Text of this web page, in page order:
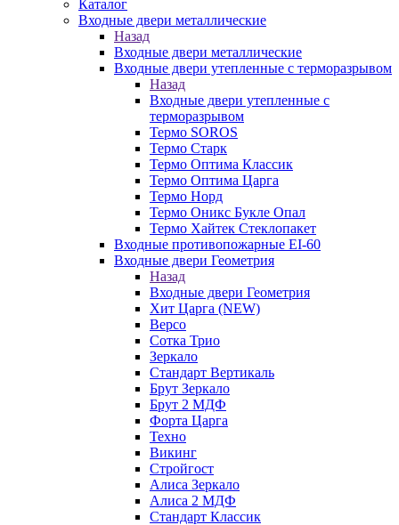
Каталог
Входные двери металлические
Назад
Входные двери металлические
Входные двери утепленные с терморазрывом
Назад
Входные двери утепленные с
терморазрывом
Термо SOROS
Термо Старк
Термо Оптима Классик
Термо Оптима Царга
Термо Норд
Термо Оникс Букле Опал
Термо Хайтек Стеклопакет
Входные противопожарные EI-60
Входные двери Геометрия
Назад
Входные двери Геометрия
Хит Царга (NEW)
Версо
Сотка Трио
Зеркало
Стандарт Вертикаль
Брут Зеркало
Брут 2 МДФ
Форта Царга
Техно
Викинг
Стройгост
Алиса Зеркало
Алиса 2 МДФ
Стандарт Классик